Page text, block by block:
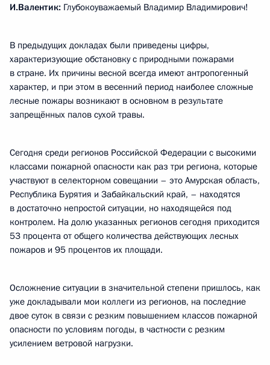
И.Валентик: Глубокоуважаемый Владимир Владимирович!
В предыдущих докладах были приведены цифры,
характеризующие обстановку с природными пожарами
в стране. Их причины весной всегда имеют антропогенный
характер, и при этом в весенний период наиболее сложные
лесные пожары возникают в основном в результате
запрещённых палов сухой травы.
Сегодня среди регионов Российской Федерации с высокими
классами пожарной опасности как раз три региона, которые
участвуют в селекторном совещании – это Амурская область,
Республика Бурятия и Забайкальский край, – находятся
в достаточно непростой ситуации, но находящейся под
контролем. На долю указанных регионов сегодня приходится
53 процента от общего количества действующих лесных
пожаров и 95 процентов их площади.
Осложнение ситуации в значительной степени пришлось, как
уже докладывали мои коллеги из регионов, на последние
двое суток в связи с резким повышением классов пожарной
опасности по условиям погоды, в частности с резким
усилением ветровой нагрузки.